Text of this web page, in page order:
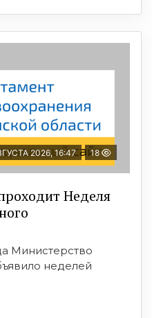
2026, 16:47 18
Неделя
Министерство
неделей